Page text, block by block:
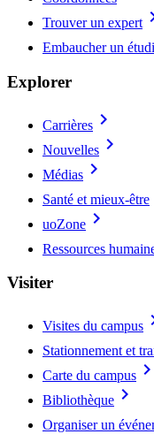
Trouver un expert
Embaucher un
Explorer
Carrières chevron_right
Nouvelles chevron_right
Médias chevron_right
Santé et mieux-être
uoZone chevron_right
Ressources
Visiter
Visites du campus
Stationnement et
Carte du campus chevron_right
Bibliothèque chevron_right
Organiser un